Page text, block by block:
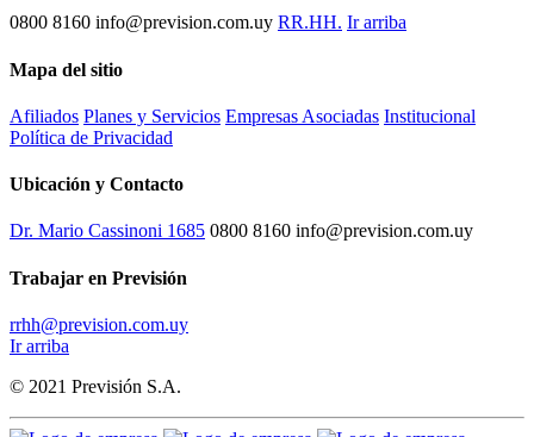
0800 8160 info@prevision.com.uy RR.HH. Ir arriba
Mapa del sitio
Afiliados Planes y Servicios Empresas Asociadas Institucional
Política de Privacidad
Ubicación y Contacto
Dr. Mario Cassinoni 1685 0800 8160 info@prevision.com.uy
Trabajar en Previsión
rrhh@prevision.com.uy
Ir arriba
© 2021 Previsión S.A.